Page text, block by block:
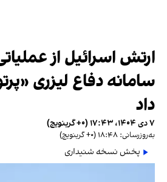
ارتش اسرائیل از
سامانه دفاع لیزری
داد
۷ دی ۱۴۰۴، ۱۷:۴۳ (‎+۰ گرینویچ)
به‌روزرسانی: ۱۸:۴۸ (‎+۰ گرینویچ)
پخش نسخه شنیداری